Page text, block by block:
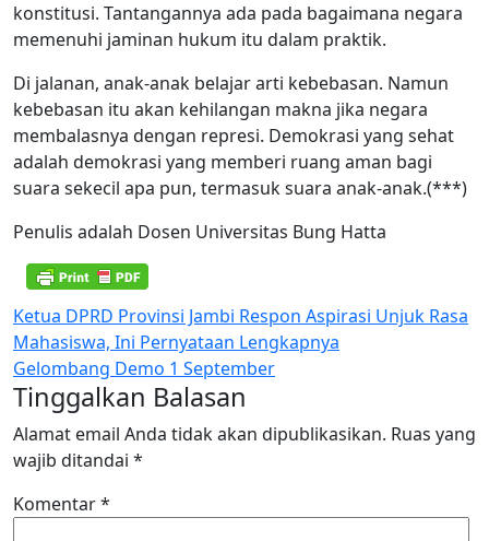
konstitusi. Tantangannya ada pada bagaimana negara
memenuhi jaminan hukum itu dalam praktik.
Di jalanan, anak-anak belajar arti kebebasan. Namun
kebebasan itu akan kehilangan makna jika negara
membalasnya dengan represi. Demokrasi yang sehat
adalah demokrasi yang memberi ruang aman bagi
suara sekecil apa pun, termasuk suara anak-anak.(***)
Penulis adalah Dosen Universitas Bung Hatta
Navigasi
pos
Ketua DPRD Provinsi Jambi Respon Aspirasi Unjuk Rasa
Mahasiswa, Ini Pernyataan Lengkapnya
Gelombang Demo 1 September
Tinggalkan Balasan
Alamat email Anda tidak akan dipublikasikan. Ruas yang
wajib ditandai *
Komentar*